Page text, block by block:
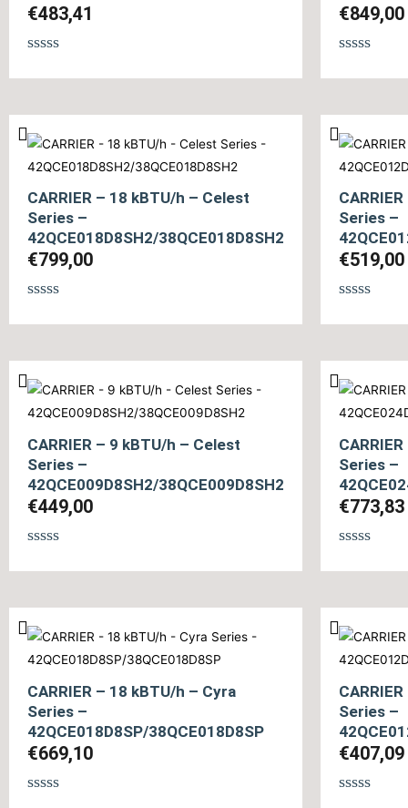
€483,41
με
από
€849,00
με
από
CARRIER – 18 kBTU/h – Celest
Series –
42QCE018D8SH2/38QCE018D8SH2
€799,00
με
από
5
Series –
€519,00
με
από
5
CARRIER – 9 kBTU/h – Celest
Series –
42QCE009D8SH2/38QCE009D8SH2
€449,00
με
από
Series –
€773,83
με
από
CARRIER – 18 kBTU/h – Cyra
Series –
42QCE018D8SP/38QCE018D8SP
€669,10
Series –
€407,09